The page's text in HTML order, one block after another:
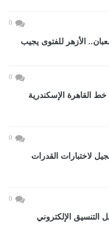
0
الأزهر للفتوى يجيب
0
القاهرة الإسكندرية
0
رابط التسجيل لاختبارات القدرات
0
التنسيق الإلكتروني